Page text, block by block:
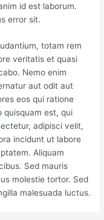
id est laborum.
error sit.
totam rem
veritatis et quasi
Nemo enim
aut odit aut
eos qui ratione
quisquam est, qui
adipisci velit,
incidunt ut labore
Aliquam
Sed mauris
molestie tortor. Sed
malesuada luctus.